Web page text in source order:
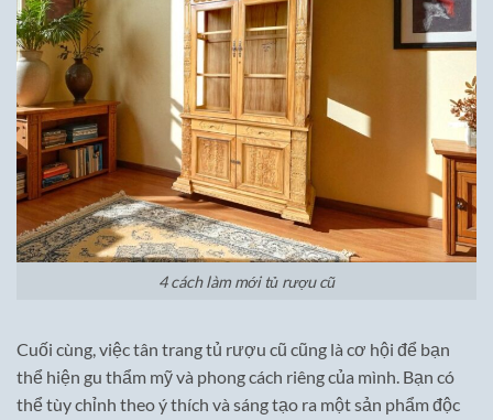
4 cách làm mới tủ rượu cũ
Cuối cùng, việc tân trang tủ rượu cũ cũng là cơ hội để bạn
thể hiện gu thẩm mỹ và phong cách riêng của mình. Bạn có
thể tùy chỉnh theo ý thích và sáng tạo ra một sản phẩm độc